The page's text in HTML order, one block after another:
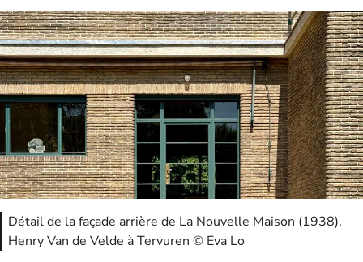
Détail de la façade arrière de La Nouvelle Maison (1938),
Henry Van de Velde à Tervuren © Eva Lo